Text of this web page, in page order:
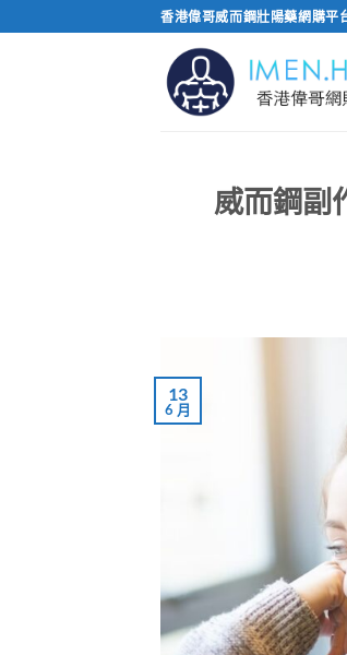
to
香港偉哥威而鋼壯陽藥網購平
威而鋼副
13
6 月